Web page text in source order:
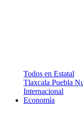
Todos en Estatal
Tlaxcala Puebla
Internacional
Economía